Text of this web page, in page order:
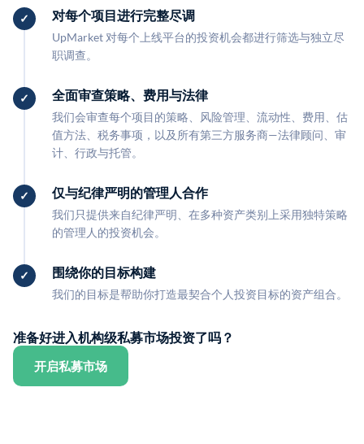
对每个项目进行完整尽调
UpMarket 对每个上线平台的投资机会都进行筛选与独立尽
职调查。
全面审查策略、费用与法律
我们会审查每个项目的策略、风险管理、流动性、费用、估
值方法、税务事项，以及所有第三方服务商—法律顾问、审
计、行政与托管。
仅与纪律严明的管理人合作
我们只提供来自纪律严明、在多种资产类别上采用独特策略
的管理人的投资机会。
围绕你的目标构建
我们的目标是帮助你打造最契合个人投资目标的资产组合。
准备好进入机构级私募市场投资了吗？
开启私募市场